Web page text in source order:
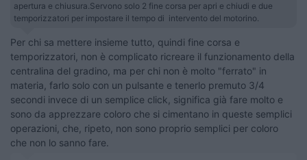
apertura e chiusura.Servono solo 2 fine corsa per apri e chiudi e due
temporizzatori per impostare il tempo di intervento del motorino.
Per chi sa mettere insieme tutto, quindi fine corsa e
temporizzatori, non è complicato ricreare il funzionamento della
centralina del gradino, ma per chi non è molto "ferrato" in
materia, farlo solo con un pulsante e tenerlo premuto 3/4
secondi invece di un semplice click, significa già fare molto e
sono da apprezzare coloro che si cimentano in queste semplici
operazioni, che, ripeto, non sono proprio semplici per coloro
che non lo sanno fare.